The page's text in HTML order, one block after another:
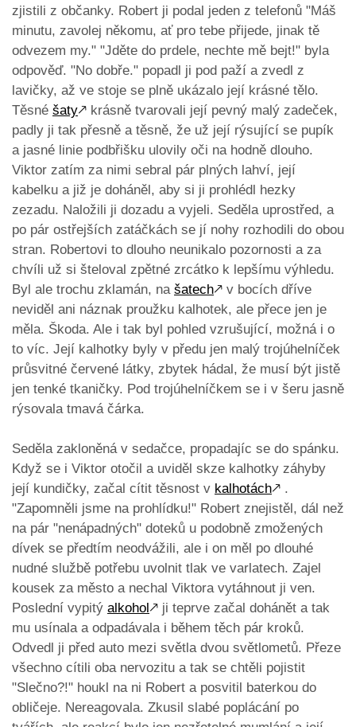
zjistili z občanky. Robert ji podal jeden z telefonů "Máš
minutu, zavolej někomu, ať pro tebe přijede, jinak tě
odvezem my." "Jděte do prdele, nechte mě bejt!" byla
odpověď. "No dobře." popadl ji pod paží a zvedl z
lavičky, až ve stoje se plně ukázalo její krásné tělo.
Těsné šaty🡕 krásně tvarovali její pevný malý zadeček,
padly ji tak přesně a těsně, že už její rýsující se pupík
a jasné linie podbřišku ulovily oči na hodně dlouho.
Viktor zatím za nimi sebral pár plných lahví, její
kabelku a již je doháněl, aby si ji prohlédl hezky
zezadu. Naložili ji dozadu a vyjeli. Seděla uprostřed, a
po pár ostřejších zatáčkách se jí nohy rozhodili do obou
stran. Robertovi to dlouho neunikalo pozornosti a za
chvíli už si šteloval zpětné zrcátko k lepšímu výhledu.
Byl ale trochu zklamán, na šatech🡕 v bocích dříve
neviděl ani náznak proužku kalhotek, ale přece jen je
měla. Škoda. Ale i tak byl pohled vzrušující, možná i o
to víc. Její kalhotky byly v předu jen malý trojúhelníček
průsvitné červené látky, zbytek hádal, že musí být jistě
jen tenké tkaničky. Pod trojúhelníčkem se i v šeru jasně
rýsovala tmavá čárka.
Seděla zakloněná v sedačce, propadajíc se do spánku.
Když se i Viktor otočil a uviděl skze kalhotky záhyby
její kundičky, začal cítit těsnost v kalhotách🡕 .
"Zapomněli jsme na prohlídku!" Robert znejistěl, dál než
na pár "nenápadných" doteků u podobně zmožených
dívek se předtím neodvážili, ale i on měl po dlouhé
nudné službě potřebu uvolnit tlak ve varlatech. Zajel
kousek za město a nechal Viktora vytáhnout ji ven.
Poslední vypitý alkohol 🡕 ji teprve začal dohánět a tak
mu usínala a odpadávala i během těch pár kroků.
Odvedl ji před auto mezi světla dvou světlometů. Přeze
všechno cítili oba nervozitu a tak se chtěli pojistit
"Slečno?!" houkl na ni Robert a posvitil baterkou do
obličeje. Nereagovala. Zkusil slabé poplácání po